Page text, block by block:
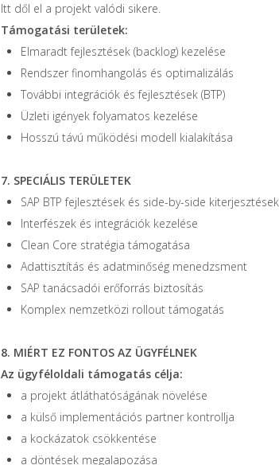
Itt dől el a projekt valódi sikere.
Támogatási területek:
Elmaradt fejlesztések (backlog) kezelése
Rendszer finomhangolás és optimalizálás
További integrációk és fejlesztések (BTP)
Üzleti igények folyamatos kezelése
Hosszú távú működési modell kialakítása
7. SPECIÁLIS TERÜLETEK
SAP BTP fejlesztések és side-by-side kiterjesztések
Interfészek és integrációk kezelése
Clean Core stratégia támogatása
Adattisztítás és adatminőség menedzsment
SAP tanácsadói erőforrás biztosítás
Komplex nemzetközi rollout támogatás
8. MIÉRT EZ FONTOS AZ ÜGYFÉLNEK
Az ügyféloldali támogatás célja:
a projekt átláthatóságának növelése
a külső implementációs partner kontrollja
a kockázatok csökkentése
a döntések megalapozása